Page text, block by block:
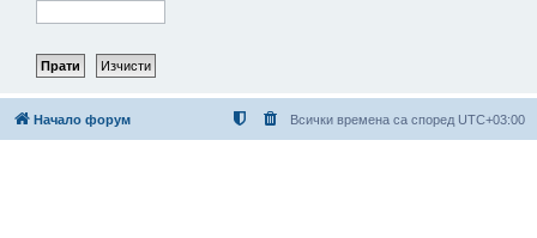
Начало форум Всички времена са според UTC+03:00